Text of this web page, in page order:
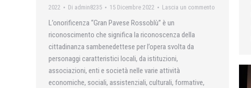
2022 Di admin8235 15 Dicembre 2022 Lascia un commento
L’onorificenza “Gran Pavese Rossoblù” è un
riconoscimento che significa la riconoscenza della
cittadinanza sambenedettese per l’opera svolta da
personaggi caratteristici locali, da istituzioni,
associazioni, enti e società nelle varie attività
economiche, sociali, assistenziali, culturali, formative,